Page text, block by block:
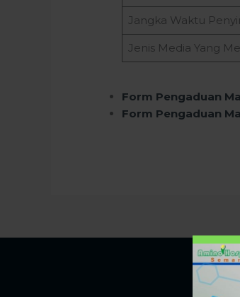
Jangka Waktu
Jenis Media Yang
Form Pengaduan
Form Pengaduan